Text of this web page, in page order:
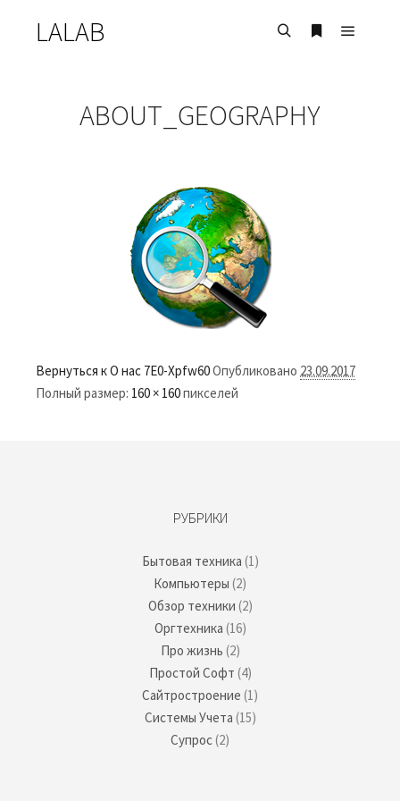
LALAB
ABOUT_GEOGRAPHY
Вернуться к О нас 7E0-Xpfw60Опубликовано 23.09.2017
Полный размер: 160 × 160пикселей
РУБРИКИ
Бытовая техника (1)
Компьютеры (2)
Обзор техники (2)
Оргтехника (16)
Про жизнь (2)
Простой Софт (4)
Сайтростроение (1)
Системы Учета (15)
Супрос(2)